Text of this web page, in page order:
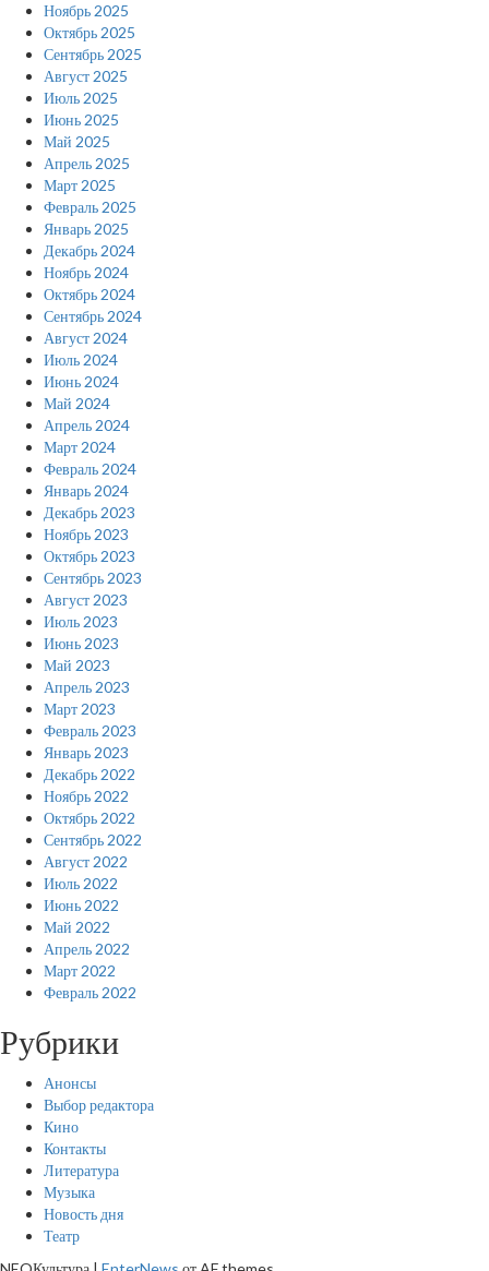
Ноябрь 2025
Октябрь 2025
Сентябрь 2025
Август 2025
Июль 2025
Июнь 2025
Май 2025
Апрель 2025
Март 2025
Февраль 2025
Январь 2025
Декабрь 2024
Ноябрь 2024
Октябрь 2024
Сентябрь 2024
Август 2024
Июль 2024
Июнь 2024
Май 2024
Апрель 2024
Март 2024
Февраль 2024
Январь 2024
Декабрь 2023
Ноябрь 2023
Октябрь 2023
Сентябрь 2023
Август 2023
Июль 2023
Июнь 2023
Май 2023
Апрель 2023
Март 2023
Февраль 2023
Январь 2023
Декабрь 2022
Ноябрь 2022
Октябрь 2022
Сентябрь 2022
Август 2022
Июль 2022
Июнь 2022
Май 2022
Апрель 2022
Март 2022
Февраль 2022
Рубрики
Анонсы
Выбор редактора
Кино
Контакты
Литература
Музыка
Новость дня
Театр